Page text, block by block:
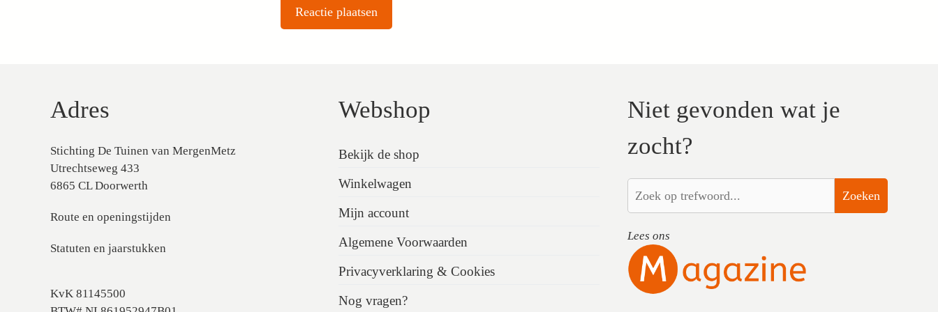
Adres
Stichting De Tuinen van MergenMetz
Utrechtseweg 433
6865 CL Doorwerth
Route en openingstijden
Statuten en jaarstukken
KvK 81145500
Webshop
Bekijk de shop
Winkelwagen
Mijn account
Algemene Voorwaarden
Privacyverklaring & Cookies
Nog vragen?
Niet gevonden wat je
zocht?
Zoeken
Lees ons